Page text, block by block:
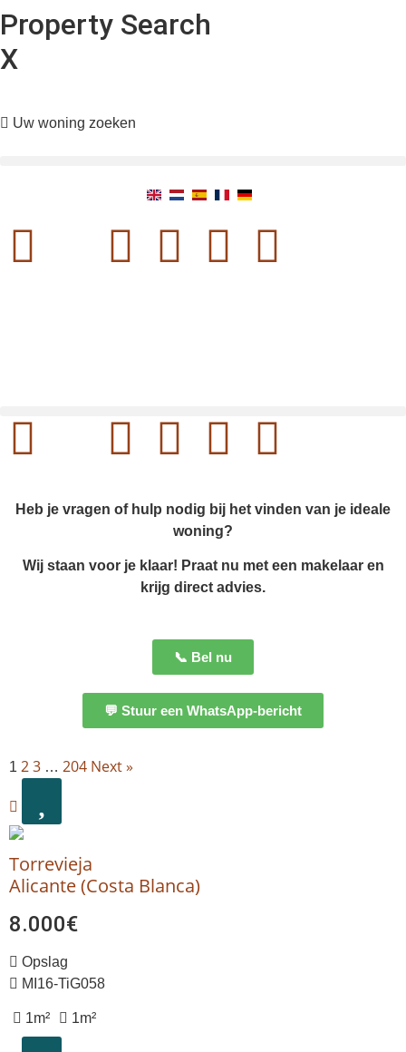
Property Search
X
Uw woning zoeken
Heb je vragen of hulp nodig bij het vinden van je ideale
woning?
Wij staan voor je klaar! Praat nu met een makelaar en
krijg direct advies.
📞 Bel nu
💬 Stuur een WhatsApp-bericht
1 23 … 204 Next »
Torrevieja
Alicante (Costa Blanca)
8.000€
Opslag
MI16-TiG058
1m² 1m²